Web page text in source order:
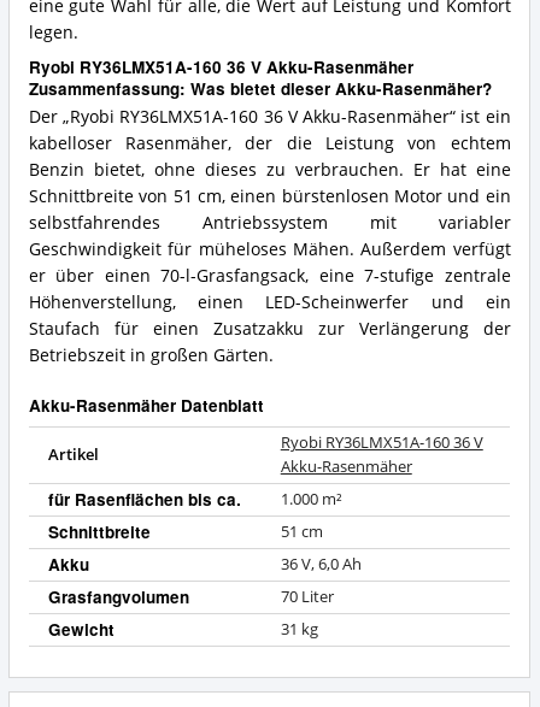
eine gute Wahl für alle, die Wert auf Leistung und Komfort
legen.
Ryobi RY36LMX51A-160 36 V Akku-Rasenmäher
Zusammenfassung: Was bietet dieser Akku-Rasenmäher?
Der „Ryobi RY36LMX51A-160 36 V Akku-Rasenmäher“ ist ein
kabelloser Rasenmäher, der die Leistung von echtem
Benzin bietet, ohne dieses zu verbrauchen. Er hat eine
Schnittbreite von 51 cm, einen bürstenlosen Motor und ein
selbstfahrendes Antriebssystem mit variabler
Geschwindigkeit für müheloses Mähen. Außerdem verfügt
er über einen 70-l-Grasfangsack, eine 7-stufige zentrale
Höhenverstellung, einen LED-Scheinwerfer und ein
Staufach für einen Zusatzakku zur Verlängerung der
Betriebszeit in großen Gärten.
Akku-Rasenmäher Datenblatt
Artikel
Ryobi RY36LMX51A-160 36 V
Akku-Rasenmäher
für Rasenflächen bis ca. 1.000 m²
Schnittbreite 51 cm
Akku 36 V, 6,0 Ah
Grasfangvolumen 70 Liter
Gewicht 31 kg